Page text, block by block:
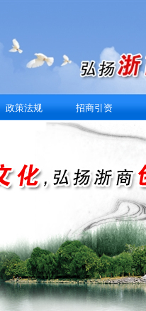
政策法规 招商引资